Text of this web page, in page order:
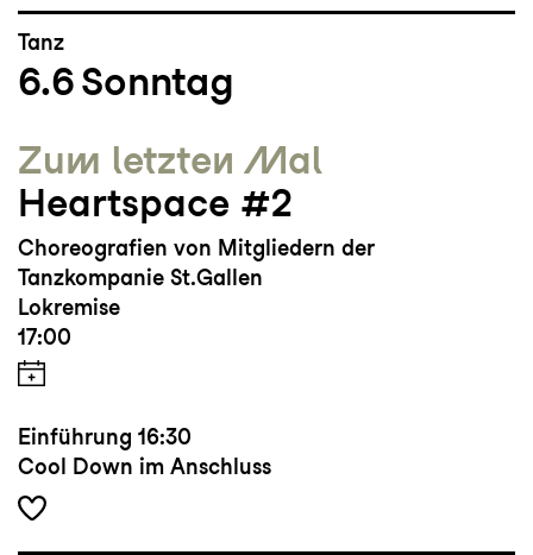
Tanz
6.6Sonntag
Zum letzten Mal
Heartspace #2
Choreografien von Mitgliedern der
Tanzkompanie St.Gallen
Lokremise
17:00
Einführung 16:30
Cool Down im Anschluss